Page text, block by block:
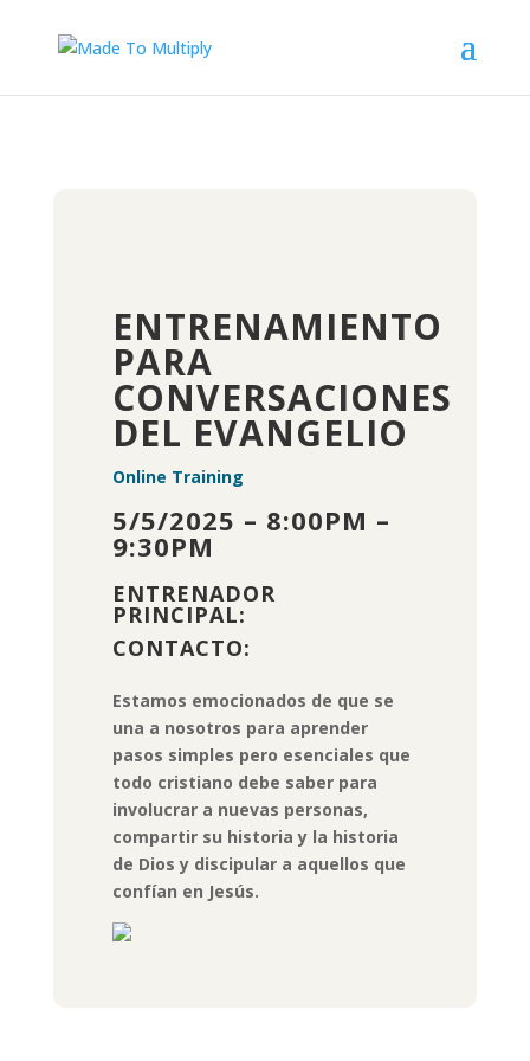
ENTRENAMIENTO
PARA
CONVERSACIONES
DEL EVANGELIO
Online Training
5/5/2025 – 8:00PM –
9:30PM
ENTRENADOR
PRINCIPAL:
CONTACTO:
Estamos emocionados de que se
una a nosotros para aprender
pasos simples pero esenciales que
todo cristiano debe saber para
involucrar a nuevas personas,
compartir su historia y la historia
de Dios y discipular a aquellos que
confían en Jesús.